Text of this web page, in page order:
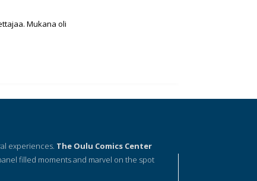
Mukana oli
experiences. The Oulu Comics Center
filled moments and marvel on the spot